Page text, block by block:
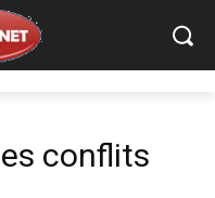
conflits